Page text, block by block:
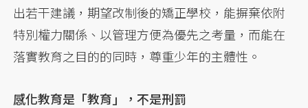
出若干建議，期望改制後的矯正學校，能摒棄依附
特別權力關係、以管理方便為優先之考量，而能在
落實教育之目的的同時，尊重少年的主體性。
感化教育是「教育」，不是刑罰